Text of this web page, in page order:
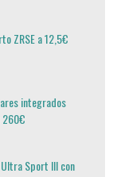
ZRSE a 12,5€
integrados
260€
Sport III con